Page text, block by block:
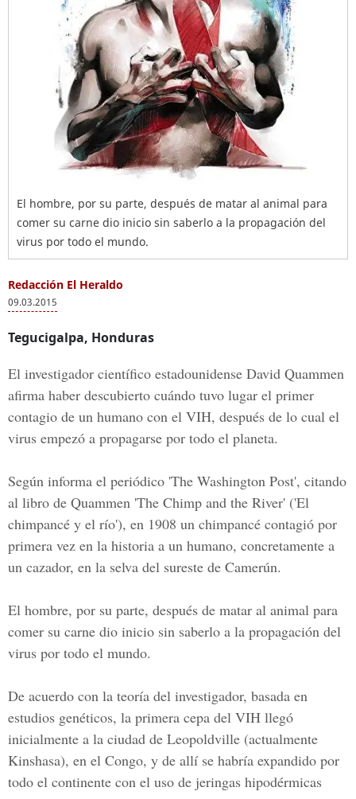
El hombre, por su parte, después de matar al animal para
comer su carne dio inicio sin saberlo a la propagación del
virus por todo el mundo.
Redacción El Heraldo
09.03.2015
Tegucigalpa, Honduras
El investigador científico estadounidense David Quammen
afirma haber descubierto cuándo tuvo lugar el primer
contagio de un humano con el VIH, después de lo cual el
virus empezó a propagarse por todo el planeta.
Según informa el periódico 'The Washington Post', citando
al libro de Quammen 'The Chimp and the River' ('El
chimpancé y el río'), en 1908 un chimpancé contagió por
primera vez en la historia a un humano, concretamente a
un cazador, en la selva del sureste de Camerún.
El hombre, por su parte, después de matar al animal para
comer su carne dio inicio sin saberlo a la propagación del
virus por todo el mundo.
De acuerdo con la teoría del investigador, basada en
estudios genéticos, la primera cepa del VIH llegó
inicialmente a la ciudad de Leopoldville (actualmente
Kinshasa), en el Congo, y de allí se habría expandido por
todo el continente con el uso de jeringas hipodérmicas